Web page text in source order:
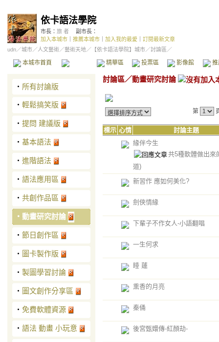
依卡語法學院
市長： 旅 者
副市長：
加入本城市
推薦本城市 加入我的最愛
訂閱最新文章
udn／城市／人文藝術／藝術天地／ 【依卡語法學院】城市／討論區／
本城市首頁 精華區 投票區 影像館
‧ 所有討論版
‧ 輕鬆搞笑版
‧ 提問 建議版
‧ 基本語法
‧ 進階語法
‧ 語法應用區
‧ 共創作品區
‧ 動畫研究討論
‧ 節日創作區
‧ 圖卡製作版
‧ 製圖學習討論
‧ 圖文創作分享區
‧ 免費軟體資源
‧ 語法 動畫 小玩意
討論區／動畫研究討論
第
標示 心情
討論主題
緣伴今生
共5種軟體做出來
道)
新習作 應如何美化?
劍俠情緣
下輩子不作女人-小語翻唱
一生何求
睡 蓮
熏香的月亮
秦俑
後宮甄嬛傳-紅顏劫-